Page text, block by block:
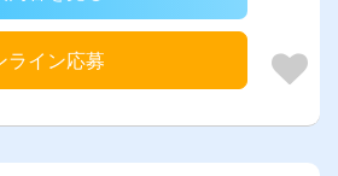
ライン応募